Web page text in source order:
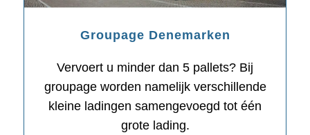
Groupage Denemarken
Vervoert u minder dan 5 pallets? Bij
groupage worden namelijk verschillende
kleine ladingen samengevoegd tot één
grote lading.